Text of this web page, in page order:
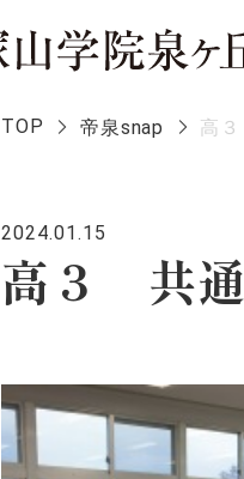
TOP 帝泉snap 高
2024.01.15
高３ 共通